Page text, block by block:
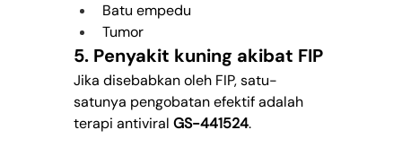
Batu empedu
Tumor
5. Penyakit kuning akibat FIP
Jika disebabkan oleh FIP, satu-
satunya pengobatan efektif adalah
terapi antiviral GS-441524.